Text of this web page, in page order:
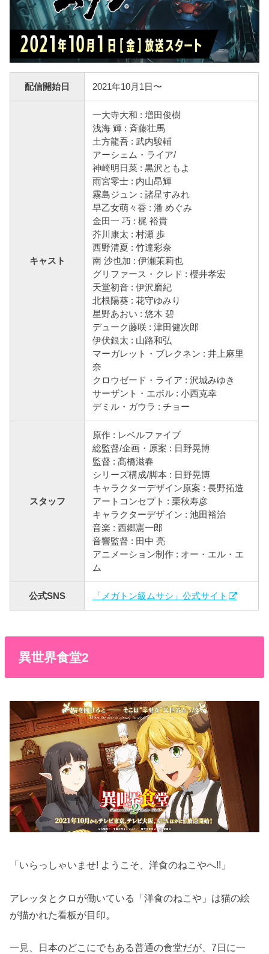
配信開始日 2021年10月1日〜
キャスト
一大寺大和 : 増田俊樹
浅海 輝 : 斉藤壮馬
土方龍吾 : 武内駿輔
アーシェム・ライア/
神崎明日菜 : 黒沢ともよ
雨宮零士 : 内山昂輝
霧島ジュン : 諸星すみれ
早乙女萌々香 : 潘 めぐみ
金田一 巧 : 梶 裕貴
芥川康太 : 村瀬 歩
西野清夏 : 竹達彩奈
南 沙也加 : 伊瀬茉莉也
グリファース・クレド : 櫻井孝宏
天堂初音 : 伊沢磨紀
北根陽葵 : 花守ゆみり
星野あおい : 悠木 碧
デューク藤咲 : 津田健次郎
伊伏銀太 : 山路和弘
マーガレット・ブレクネン : 井上麻里
奈
クロウゼード・ライア : 沢城みゆき
サーザント・エボル : 小西克幸
デミル・ガウラ : チョー
スタッフ
原作 : レベルファイブ
総監督/企画・原案 : 日野晃博
監督 : 髙橋滋春
シリーズ構成/脚本 : 日野晃博
キャラクターデザイン原案 : 長野拓造
アートコンセプト : 栗秋寿彦
キャラクターデザイン : 池田裕治
音楽 : 西郷憲一郎
音響監督 : 田中 亮
アニメーション制作 : オー・エル・エ
ム
公式SNS 「メガトン級ムサシ」公式サイト
異世界食堂2
「いらっしゃいませ! ようこそ、洋食のねこやへ!!」
アレッタとクロが働いている「洋食のねこや」は猫の絵
が描かれた看板が目印。
一見、日本のどこにでもある普通の食堂だが、7日に一